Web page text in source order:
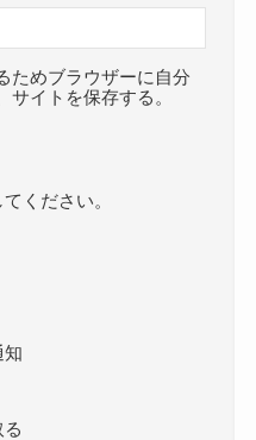
ためブラウザーに自分
サイトを保存する。
ください。
知